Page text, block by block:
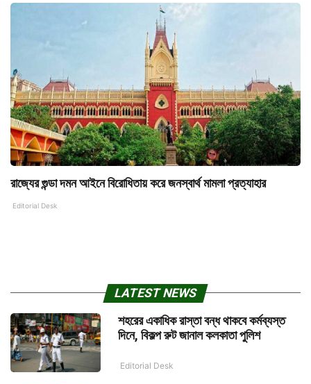
রাজ্যের গুন্ডা দমন আইনে বিরোধিতায় করে জনস্বার্থ মামলা প্রত্যাহার
Editorial Desk
LATEST NEWS
শহরের একাধিক রাস্তা বন্ধ থাকবে কর্মব্যস্ত
দিনে, বিকল্প রুট জানাল কলকাতা পুলিশ
Editorial Desk